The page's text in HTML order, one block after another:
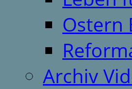
Ostern
Archiv